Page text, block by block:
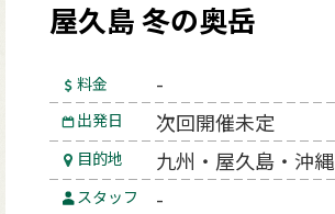
屋久島 冬の奥岳
料金 -
出発日 次回開催未定
目的地 九州・屋久島・沖縄
スタッフ -